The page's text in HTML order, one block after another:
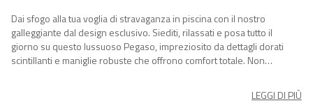
Dai sfogo alla tua voglia di stravaganza in piscina con il nostro
galleggiante dal design esclusivo. Siediti, rilassati e posa tutto il
giorno su questo lussuoso Pegaso, impreziosito da dettagli dorati
scintillanti e maniglie robuste che offrono comfort totale. Non
vivere un'estate di puro lusso in piscina, dove ogni momento sarà
LEGGI DI PIÙ